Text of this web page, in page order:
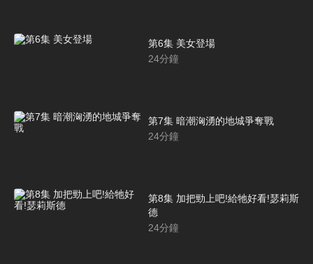
第6集 美女登場
24分鐘
第7集 暗潮洶湧的地城爭奪戰
24分鐘
第8集 加把勁上吧!給牠好看!瑟莉斯
德
24分鐘